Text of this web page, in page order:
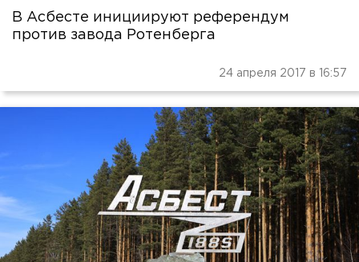
В Асбесте инициируют референдум
против завода Ротенберга
24 апреля 2017 в 16:57